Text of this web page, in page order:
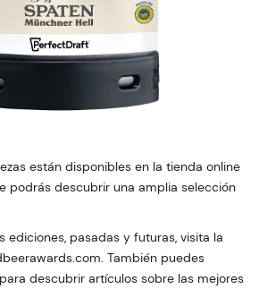
están disponibles en la tienda online
podrás descubrir una amplia selección
ediciones, pasadas y futuras, visita la
También puedes
descubrir artículos sobre las mejores